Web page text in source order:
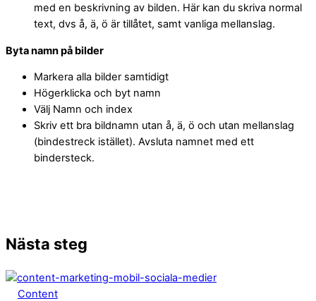
med en beskrivning av bilden. Här kan du skriva normal
text, dvs å, ä, ö är tillåtet, samt vanliga mellanslag.
Byta namn på bilder
Markera alla bilder samtidigt
Högerklicka och byt namn
Välj Namn och index
Skriv ett bra bildnamn utan å, ä, ö och utan mellanslag
(bindestreck istället). Avsluta namnet med ett
bindersteck.
Nästa steg
Content